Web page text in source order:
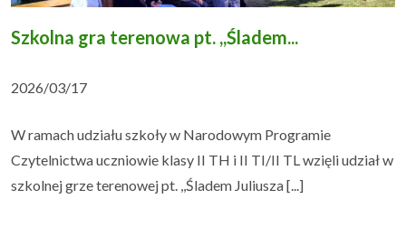
Szkolna gra terenowa pt. ,,Śladem...
2026/03/17
W ramach udziału szkoły w Narodowym Programie
Czytelnictwa uczniowie klasy II TH i II TI/II TL wzięli udział w
szkolnej grze terenowej pt. ,,Śladem Juliusza [...]